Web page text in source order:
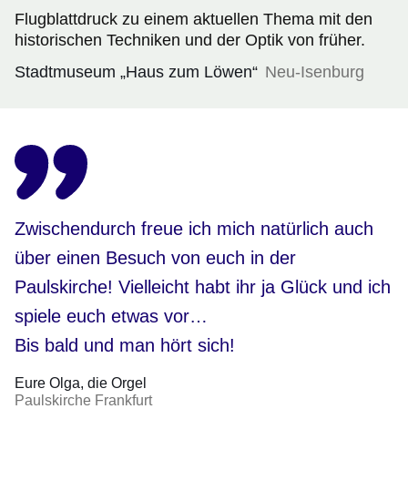
Flugblattdruck zu einem aktuellen Thema mit den
historischen Techniken und der Optik von früher.
Stadtmuseum „Haus zum Löwen“ Neu-Isenburg
Zwischendurch freue ich mich natürlich auch
über einen Besuch von euch in der
Paulskirche! Vielleicht habt ihr ja Glück und ich
spiele euch etwas vor…
Bis bald und man hört sich!
Eure Olga die Orgel
Paulskirche Frankfurt